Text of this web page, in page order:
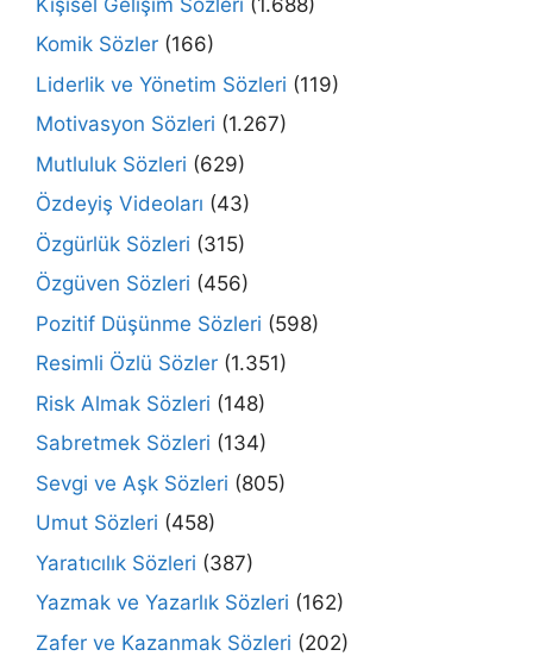
Komik Sözler (166)
Liderlik ve Yönetim Sözleri (119)
Motivasyon Sözleri (1.267)
Mutluluk Sözleri (629)
Özdeyiş Videoları (43)
Özgürlük Sözleri (315)
Özgüven Sözleri (456)
Pozitif Düşünme Sözleri (598)
Resimli Özlü Sözler (1.351)
Risk Almak Sözleri (148)
Sabretmek Sözleri (134)
Sevgi ve Aşk Sözleri (805)
Umut Sözleri (458)
Yaratıcılık Sözleri (387)
Yazmak ve Yazarlık Sözleri (162)
Zafer ve Kazanmak Sözleri (202)